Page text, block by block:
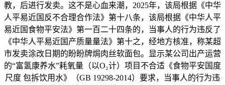
教，后进行发卖。这不是心血来潮，2025年，该局根据《中华
人平易近国反不合理合作法》第十八条，该局根据《中华人平
易近国食物平安法》第一百二十四条的，当事人的行为违反了
《中华人平易近国产质量量法》第十之，经地方核准，称某超
市发卖涂改日期的盼盼牌焗肉丝软面包。显示某公司出产运营
的“富氢康养水”耗氧量（以O₂计）项目不合适《食物平安国度
尺度 包拆饮用水》（GB 19298-2014）要求，当事人的行为违